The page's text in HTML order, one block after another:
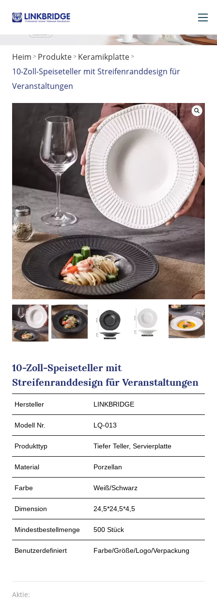
Heim
Über uns
Service
in Keramik
Kontaktieren Sie uns
Holen Sie sich ein Geschenk
Heim > Produkte > Keramikplatte >
10-Zoll-Speiseteller mit Streifenranddesign für
Veranstaltungen
10-Zoll-Speiseteller mit
Streifenranddesign für Veranstaltungen
Hersteller LINKBRIDGE
Modell Nr. LQ-013
Produkttyp Tiefer Teller, Servierplatte
Material Porzellan
Farbe Weiß/Schwarz
Dimension 24,5*24,5*4,5
Mindestbestellmenge 500 Stück
Benutzerdefiniert Farbe/Größe/Logo/Verpackung
Aktie: